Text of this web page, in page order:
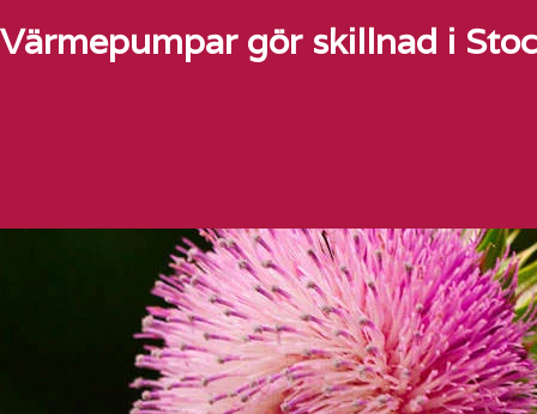
Värmepumpar gör skillnad i